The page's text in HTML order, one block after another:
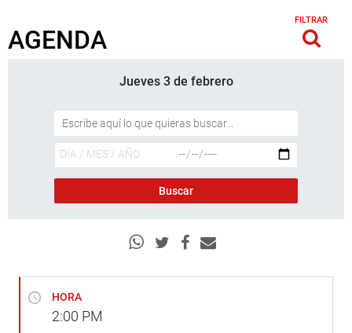
AGENDA
FILTRAR
Jueves 3 de febrero
HORA
2:00 PM